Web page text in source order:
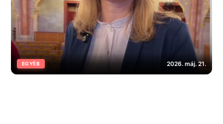
EGYÉB 2026. máj. 21.